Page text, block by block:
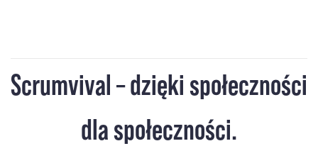
Scrumvival – dzięki społeczności
dla społeczności.